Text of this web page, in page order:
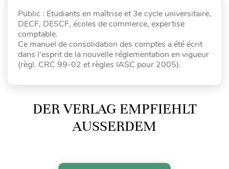
Public : Etudiants en maîtrise et 3e cycle universitaire,
DECF, DESCF, écoles de commerce, expertise
comptable.
Ce manuel de consolidation des comptes a été écrit
dans l'esprit de la nouvelle réglementation en vigueur
(règl. CRC 99-02 et règles IASC pour 2005).
DER VERLAG EMPFIEHLT
AUSSERDEM